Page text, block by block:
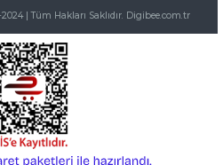
| Tüm Hakları Saklıdır. Digibee.com.tr
e-